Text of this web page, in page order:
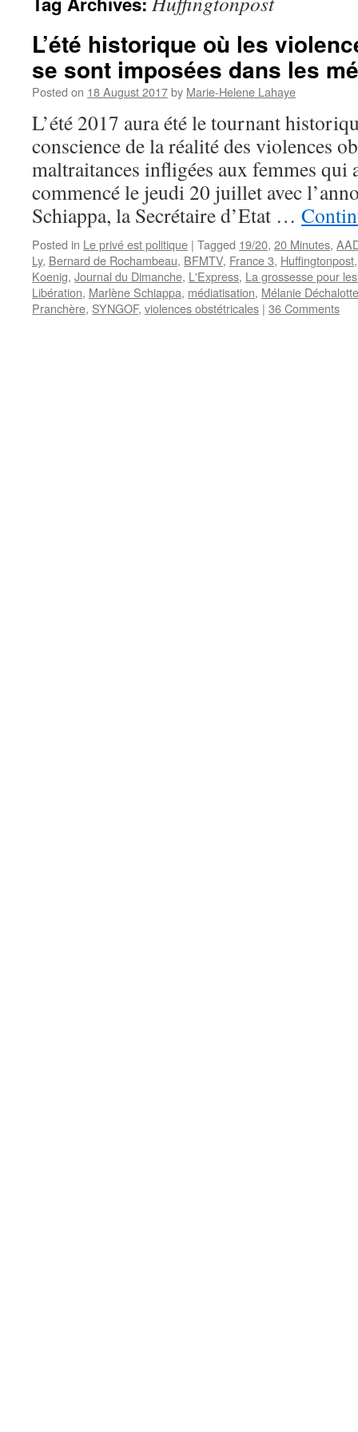
L’été historique où les
se sont imposées dans les
Posted on 18 August 2017by Marie-Helene Lahaye
L’été 2017 aura été le tournant
conscience de la réalité des violences
maltraitances infligées aux femmes qui
commencé le jeudi 20 juillet avec
Schiappa, la Secrétaire d’Etat …
Posted in Le privé est politique | Tagged 19/20, 20 Minutes,
Ly, Bernard de Rochambeau, BFMTV, France 3, Huffingtonpost
Koenig, Journal du Dimanche, L'Express, La grossesse pour
Libération, Marlène Schiappa, médiatisation, Mélanie Déchalotte
Pranchère, SYNGOF, violences obstétricales | 36 Comments